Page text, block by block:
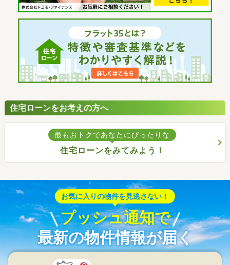
住宅ローンをお考えの方へ
最もおトクであなたにぴったりな
住宅ローンをみてみよう！
お気に入りの物件を見逃さない！
プッシュ通知で
最新の物件情報が届く